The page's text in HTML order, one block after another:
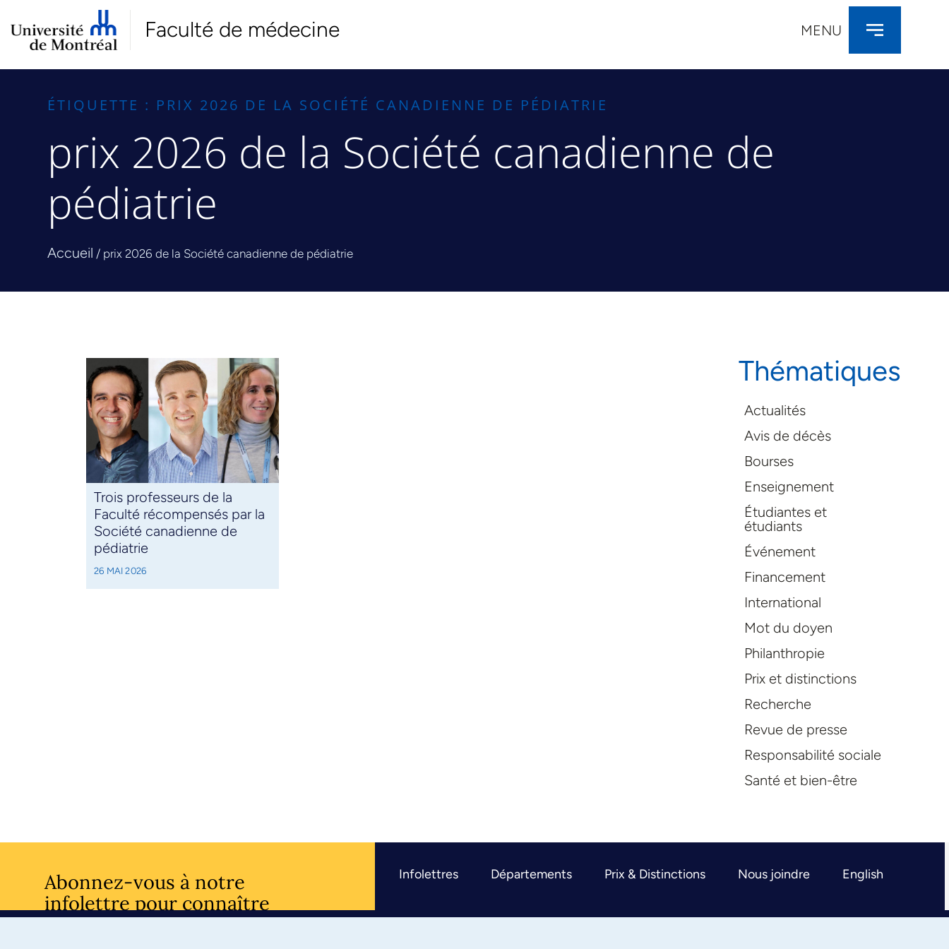
Faculté de médecine MENU
ÉTIQUETTE : PRIX 2026 DE LA SOCIÉTÉ CANADIENNE DE PÉDIATRIE
prix 2026 de la Société canadienne de
pédiatrie
Accueil / prix 2026 de la Société canadienne de pédiatrie
Trois professeurs de la
Faculté récompensés par la
Société canadienne de
pédiatrie
26 MAI 2026
Thématiques
Actualités
Avis de décès
Bourses
Enseignement
Étudiantes et
étudiants
Événement
Financement
International
Mot du doyen
Philanthropie
Prix et distinctions
Recherche
Revue de presse
Responsabilité sociale
Santé et bien-être
Abonnez-vous à notre
infolettre pour connaître
l’actualité facultaire
Infolettres Départements Prix & Distinctions Nous joindre English